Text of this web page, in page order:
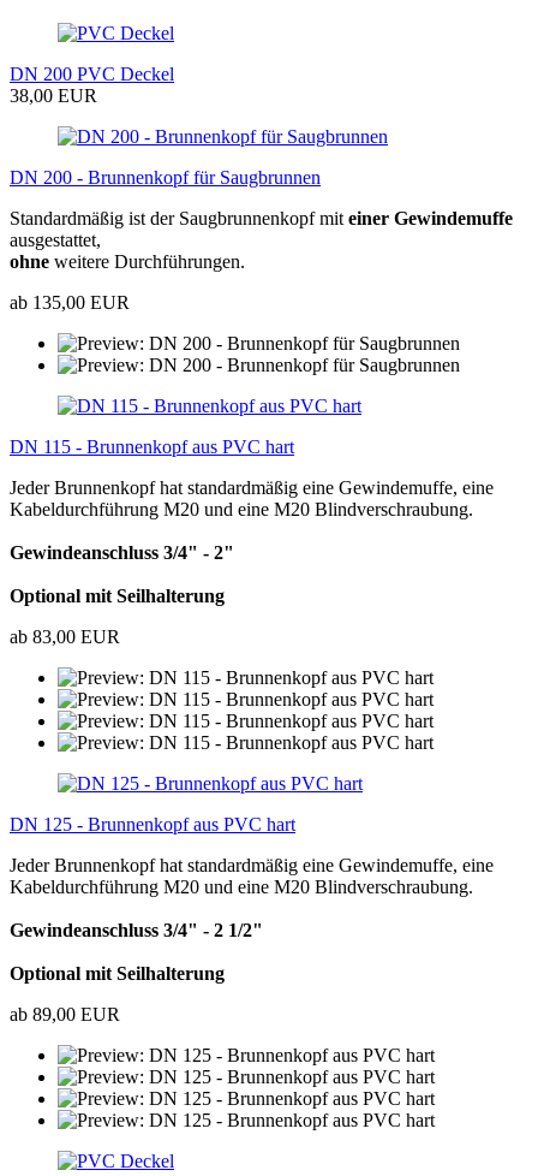
DN 200 PVC Deckel
38,00 EUR
DN 200 - Brunnenkopf für Saugbrunnen
Standardmäßig ist der Saugbrunnenkopf mit einer Gewindemuffe
ausgestattet,
ohne weitere Durchführungen.
ab 135,00 EUR
DN 115 - Brunnenkopf aus PVC hart
Jeder Brunnenkopf hat standardmäßig eine Gewindemuffe, eine
Kabeldurchführung M20 und eine M20 Blindverschraubung.
Gewindeanschluss 3/4" - 2"
Optional mit Seilhalterung
ab 83,00 EUR
DN 125 - Brunnenkopf aus PVC hart
Jeder Brunnenkopf hat standardmäßig eine Gewindemuffe, eine
Kabeldurchführung M20 und eine M20 Blindverschraubung.
Gewindeanschluss 3/4" - 2 1/2"
Optional mit Seilhalterung
ab 89,00 EUR